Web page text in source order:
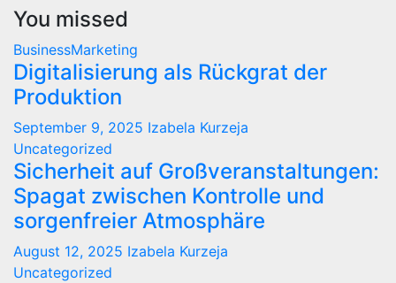
You missed
BusinessMarketing
Digitalisierung als Rückgrat der
Produktion
September 9, 2025 Izabela Kurzeja
Uncategorized
Sicherheit auf Großveranstaltungen:
Spagat zwischen Kontrolle und
sorgenfreier Atmosphäre
August 12, 2025 Izabela Kurzeja
Uncategorized